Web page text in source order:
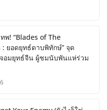
พ! “Blades of The
ยอดยุทธ์ดาบพิทักษ์” จุด
อมยุทธ์จีน ผู้ชมนับพันแห่ร่วม